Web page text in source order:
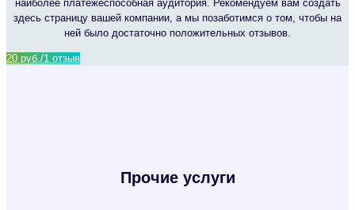
наиболее платёжеспособная аудитория. Рекомендуем вам создать
здесь страницу вашей компании, а мы позаботимся о том, чтобы на
ней было достаточно положительных отзывов.
20 руб./1 отзыв
Прочие услуги